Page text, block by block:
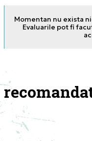
Momentan nu exista
Evaluarile pot fi